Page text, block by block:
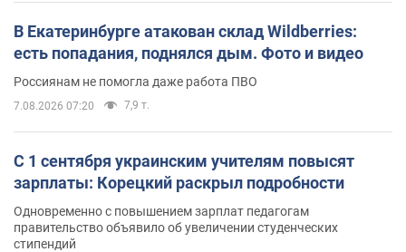
В Екатеринбурге атакован склад Wildberries:
есть попадания, поднялся дым. Фото и видео
Россиянам не помогла даже работа ПВО
7.08.2026 07:20 7,9 т.
С 1 сентября украинским учителям повысят
зарплаты: Корецкий раскрыл подробности
Одновременно с повышением зарплат педагогам
правительство объявило об увеличении студенческих
стипендий